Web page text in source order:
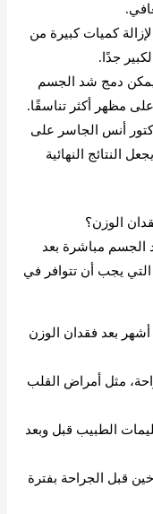
كميات كبيرة من
جدًا.
دمج شد الجسم
مظهر أكثر تناسقًا.
أنس الجاسر على
النتائج النهائية
الوزن؟
الجسم مباشرة بعد
يجب أن تتوافر في
أن يكون الوزن مستقرًا لفترة لا تقل عن 6 أشهر بعد فقدان الوزن
مثل أمراض القلب
الطبيب قبل وبعد
قبل الجراحة بفترة